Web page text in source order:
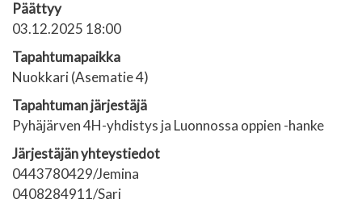
Päättyy
03.12.2025 18:00
Tapahtumapaikka
Nuokkari (Asematie 4)
Tapahtuman järjestäjä
Pyhäjärven 4H-yhdistys ja Luonnossa oppien -hanke
Järjestäjän yhteystiedot
0443780429/Jemina
0408284911/Sari